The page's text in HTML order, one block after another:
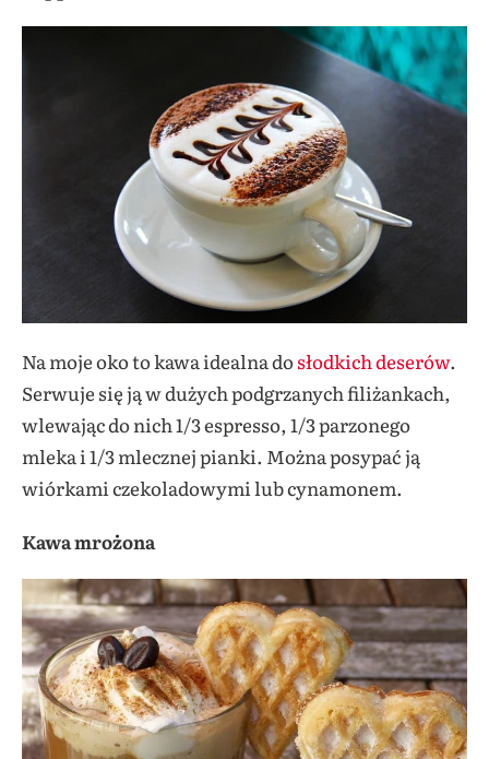
Na moje oko to kawa idealna dosłodkich deserów.
Serwuje się ją w dużych podgrzanych filiżankach,
wlewając do nich 1/3 espresso, 1/3 parzonego
mleka i 1/3 mlecznej pianki. Można posypać ją
wiórkami czekoladowymi lub cynamonem.
Kawa mrożona